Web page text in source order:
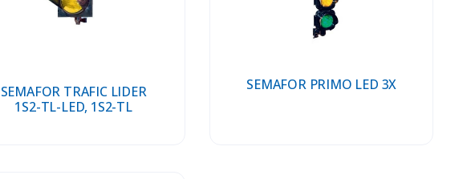
SEMAFOR TRAFIC LIDER
1S2-TL-LED, 1S2-TL
SEMAFOR PRIMO LED 3X